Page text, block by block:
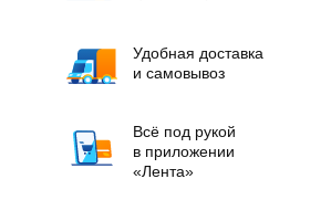
Удобная доставка
и самовывоз
Всё под рукой
в приложении
«Лента»